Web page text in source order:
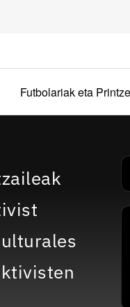
Futbolariak eta